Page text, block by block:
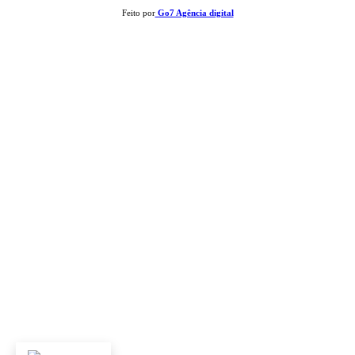
Feito porGo7 Agência digital